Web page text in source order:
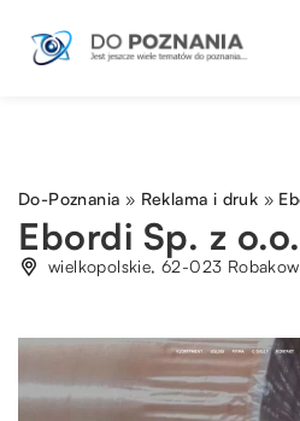
Do-Poznania » Reklama i druk »
Ebordi Sp. z o.o.
wielkopolskie, 62-023